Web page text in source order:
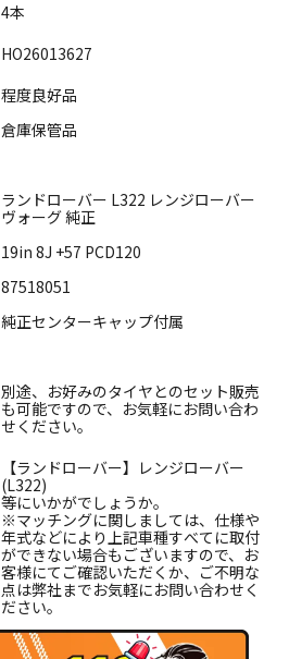
4本
HO26013627
程度良好品
倉庫保管品
ランドローバー L322 レンジローバー
ヴォーグ 純正
19in 8J +57 PCD120
87518051
純正センターキャップ付属
別途、お好みのタイヤとのセット販売
も可能ですので、お気軽にお問い合わ
せください。
【ランドローバー】レンジローバー
(L322)
等にいかがでしょうか。
※マッチングに関しましては、仕様や
年式などにより上記車種すべてに取付
ができない場合もございますので、お
客様にてご確認いただくか、ご不明な
点は弊社までお気軽にお問い合わせく
ださい。